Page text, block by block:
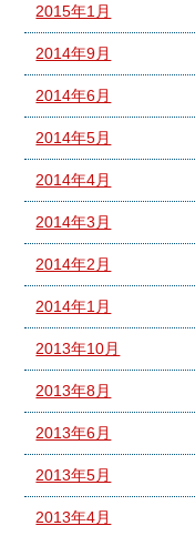
2015年1月
2014年9月
2014年6月
2014年5月
2014年4月
2014年3月
2014年2月
2014年1月
2013年10月
2013年8月
2013年6月
2013年5月
2013年4月